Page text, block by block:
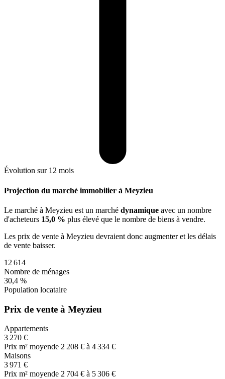
Évolution sur 12 mois
Projection du marché immobilier à Meyzieu
Le marché à Meyzieu est un marché dynamique avec un nombre
d'acheteurs 15,0 % plus élevé que le nombre de biens à vendre.
Les prix de vente à Meyzieu devraient donc augmenteret les délais
de vente baisser.
12 614
Nombre de ménages
30,4 %
Population locataire
Prix de vente à Meyzieu
Appartements
3 270 €
Prix m² moyende 2 208 € à 4 334 €
Maisons
3 971 €
Prix m² moyende 2 704 € à 5 306 €